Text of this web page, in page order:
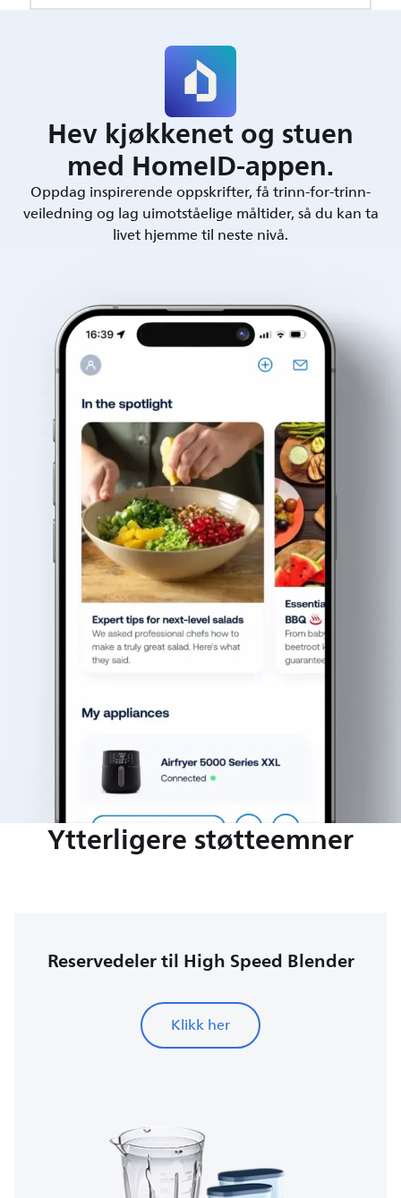
Hev kjøkkenet og stuen
med HomeID-appen.
Oppdag inspirerende oppskrifter, få trinn-for-trinn-
veiledning og lag uimotståelige måltider, så du kan ta
livet hjemme til neste nivå.
Ytterligere støtteemner
Reservedeler til High Speed Blender
Klikk her